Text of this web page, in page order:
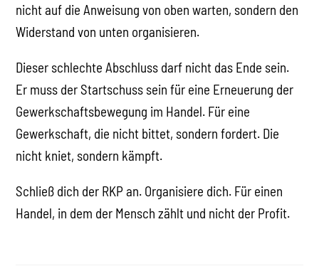
nicht auf die Anweisung von oben warten, sondern den
Widerstand von unten organisieren.
Dieser schlechte Abschluss darf nicht das Ende sein.
Er muss der Startschuss sein für eine Erneuerung der
Gewerkschaftsbewegung im Handel. Für eine
Gewerkschaft, die nicht bittet, sondern fordert. Die
nicht kniet, sondern kämpft.
Schließ dich der RKP an. Organisiere dich. Für einen
Handel, in dem der Mensch zählt und nicht der Profit.